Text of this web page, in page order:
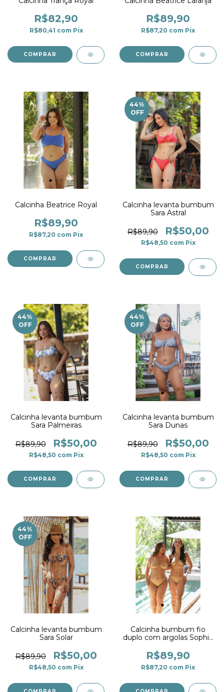
R$82,90
R$80,41 com Pix
COMPRAR
R$89,90
R$87,20 com Pix
COMPRAR
Calcinha Beatrice Royal
R$89,90
R$87,20 com Pix
COMPRAR
44%
OFF
Calcinha levanta bumbum
Sara Astral
R$89,90 R$50,00
R$48,50 com Pix
COMPRAR
44%
OFF
Calcinha levanta bumbum
Sara Palmeiras
R$89,90 R$50,00
R$48,50 com Pix
COMPRAR
44%
OFF
Calcinha levanta bumbum
Sara Dunas
R$89,90 R$50,00
R$48,50 com Pix
COMPRAR
44%
OFF
Calcinha levanta bumbum
Sara Solar
R$89,90 R$50,00
R$48,50 com Pix
Calcinha bumbum fio
duplo com argolas Sophie
R$89,90
R$87,20 com Pix